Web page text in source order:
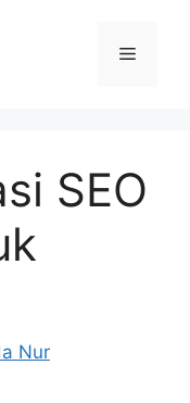
Menu
SEO
Nur